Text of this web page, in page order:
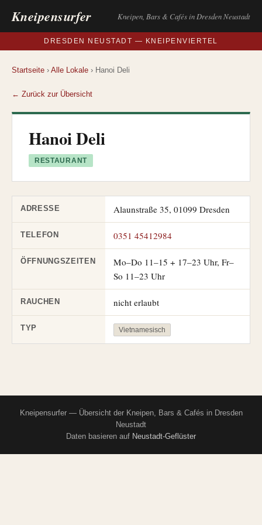
Kneipensurfer Kneipen, Bars & Cafés in Dresden Neustadt
DRESDEN NEUSTADT — KNEIPENVIERTEL
Startseite › Alle Lokale › Hanoi Deli
← Zurück zur Übersicht
Hanoi Deli
RESTAURANT
ADRESSE Alaunstraße 35, 01099 Dresden
TELEFON 0351 45412984
ÖFFNUNGSZEITEN
Mo–Do 11–15 + 17–23 Uhr, Fr–
So 11–23 Uhr
RAUCHEN nicht erlaubt
TYP Vietnamesisch
Kneipensurfer — Übersicht der Kneipen, Bars & Cafés in Dresden
Neustadt
Daten basieren auf Neustadt-Geflüster